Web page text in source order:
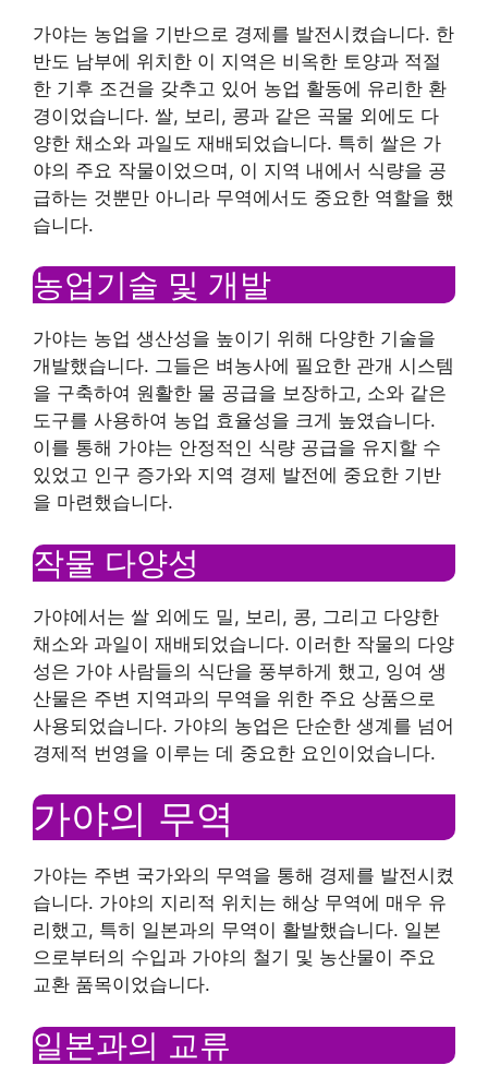
가야는 농업을 기반으로 경제를 발전시켰습니다. 한
반도 남부에 위치한 이 지역은 비옥한 토양과 적절
한 기후 조건을 갖추고 있어 농업 활동에 유리한 환
경이었습니다. 쌀, 보리, 콩과 같은 곡물 외에도 다
양한 채소와 과일도 재배되었습니다. 특히 쌀은 가
야의 주요 작물이었으며, 이 지역 내에서 식량을 공
급하는 것뿐만 아니라 무역에서도 중요한 역할을 했
습니다.
농업기술 및 개발
가야는 농업 생산성을 높이기 위해 다양한 기술을
개발했습니다. 그들은 벼농사에 필요한 관개 시스템
을 구축하여 원활한 물 공급을 보장하고, 소와 같은
도구를 사용하여 농업 효율성을 크게 높였습니다.
이를 통해 가야는 안정적인 식량 공급을 유지할 수
있었고 인구 증가와 지역 경제 발전에 중요한 기반
을 마련했습니다.
작물 다양성
가야에서는 쌀 외에도 밀, 보리, 콩, 그리고 다양한
채소와 과일이 재배되었습니다. 이러한 작물의 다양
성은 가야 사람들의 식단을 풍부하게 했고, 잉여 생
산물은 주변 지역과의 무역을 위한 주요 상품으로
사용되었습니다. 가야의 농업은 단순한 생계를 넘어
경제적 번영을 이루는 데 중요한 요인이었습니다.
가야의 무역
가야는 주변 국가와의 무역을 통해 경제를 발전시켰
습니다. 가야의 지리적 위치는 해상 무역에 매우 유
리했고, 특히 일본과의 무역이 활발했습니다. 일본
으로부터의 수입과 가야의 철기 및 농산물이 주요
교환 품목이었습니다.
일본과의 교류